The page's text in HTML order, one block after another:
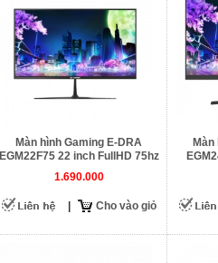
Màn hình Gaming E-DRA
EGM22F75 22 inch FullHD 75hz
1.690.000
Cho vào giỏ